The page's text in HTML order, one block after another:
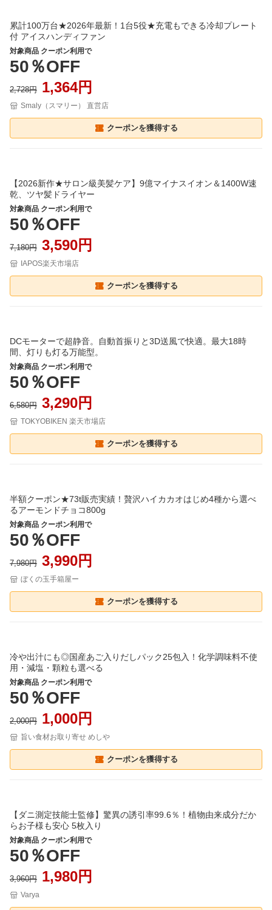
累計100万台★2026年最新！1台5役★充電もできる冷却プレート
付 アイスハンディファン
対象商品 クーポン利用で
50％OFF
2,728円 1,364円
Smaly（スマリー） 直営店
クーポンを獲得する
【2026新作★サロン級美髪ケア】9億マイナスイオン＆1400W速
乾、ツヤ髪ドライヤー
対象商品 クーポン利用で
50％OFF
7,180円 3,590円
IAPOS楽天市場店
クーポンを獲得する
DCモーターで超静音。自動首振りと3D送風で快適。最大18時
間、灯りも灯る万能型。
対象商品 クーポン利用で
50％OFF
6,580円 3,290円
TOKYOBIKEN 楽天市場店
クーポンを獲得する
半額クーポン★73t販売実績！贅沢ハイカカオはじめ4種から選べ
るアーモンドチョコ800g
対象商品 クーポン利用で
50％OFF
7,980円 3,990円
ぼくの玉手箱屋ー
クーポンを獲得する
冷や出汁にも◎国産あご入りだしパック25包入！化学調味料不使
用・減塩・顆粒も選べる
対象商品 クーポン利用で
50％OFF
2,000円 1,000円
旨い食材お取り寄せ めしや
クーポンを獲得する
【ダニ測定技能士監修】驚異の誘引率99.6％！植物由来成分だか
らお子様も安心 5枚入り
対象商品 クーポン利用で
50％OFF
3,960円 1,980円
Varya